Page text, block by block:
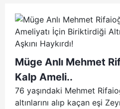
Müge Anlı Mehmet
Kalp Ameli..
76 yaşındaki Mehmet
altınlarını alıp kaçan eşi